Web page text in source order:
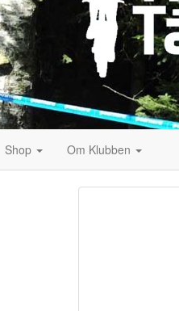
Shop Om Klubben